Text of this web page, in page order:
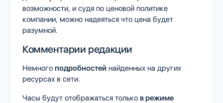
возможности, и судя по ценовой политике
компании, можно надеяться что цена будет
разумной.
Комментарии редакции
Немного подробностей найденных на других
ресурсах в сети.
Часы будут отображаться только в режиме